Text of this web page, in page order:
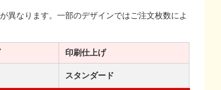
異なります。一部のデザインではご注文枚数によ
印刷仕上げ
スタンダード